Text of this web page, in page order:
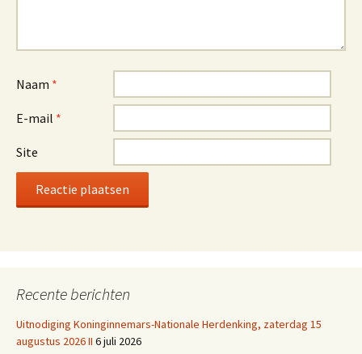
Naam *
E-mail *
Site
Recente berichten
Uitnodiging Koninginnemars-Nationale Herdenking, zaterdag 15
augustus 2026 II 6 juli 2026